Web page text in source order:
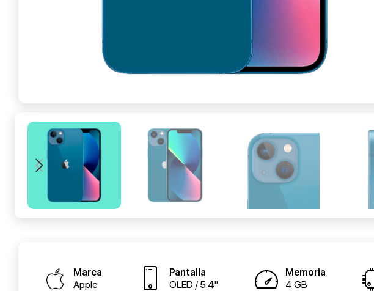
Marca
Apple
Pantalla
OLED / 5.4"
Memoria
4 GB